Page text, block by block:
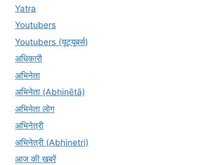
Yatra
Youtubers
Youtubers (यूट्यूबर्स)
अधिकारी
अभिनेता
अभिनेता (Abhinētā)
अभिनेता लोग
अभिनेत्री
अभिनेत्री (Abhinetri)
आज की खबरें